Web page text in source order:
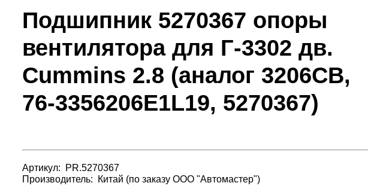
Подшипник 5270367 опоры
вентилятора для Г-3302 дв.
Cummins 2.8 (аналог 3206СВ,
76-3356206Е1L19, 5270367)
Артикул: PR.5270367
Производитель: Китай (по заказу ООО "Автомастер")